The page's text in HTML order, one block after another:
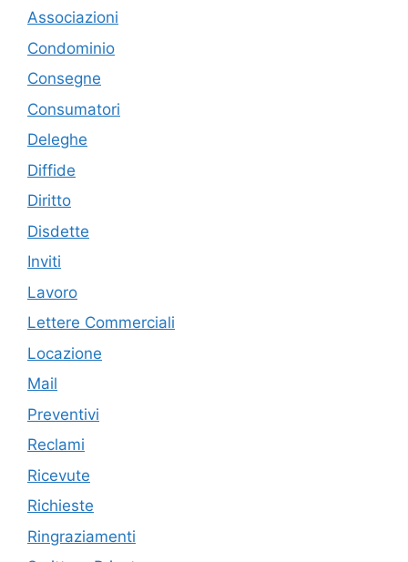
Associazioni
Condominio
Consegne
Consumatori
Deleghe
Diffide
Diritto
Disdette
Inviti
Lavoro
Lettere Commerciali
Locazione
Mail
Preventivi
Reclami
Ricevute
Richieste
Ringraziamenti